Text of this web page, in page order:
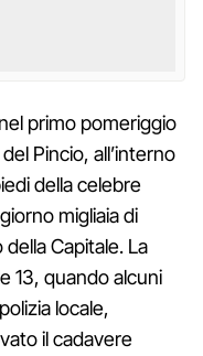
primo pomeriggio
Pincio, all’interno
della celebre
migliaia di
Capitale. La
13, quando alcuni
locale,
il cadavere